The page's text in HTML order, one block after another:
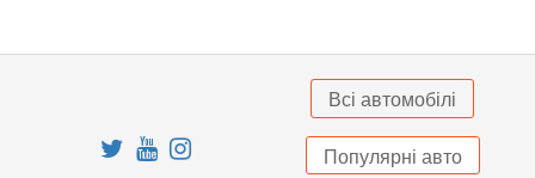
Всі автомобілі
Популярні авто